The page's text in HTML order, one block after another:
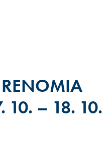
10. – 18. 10.